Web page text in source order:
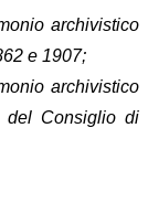
archivistico
e 1907;
archivistico
del Consiglio di